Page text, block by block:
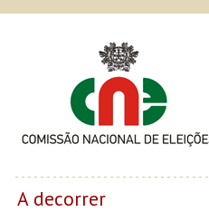
A decorrer